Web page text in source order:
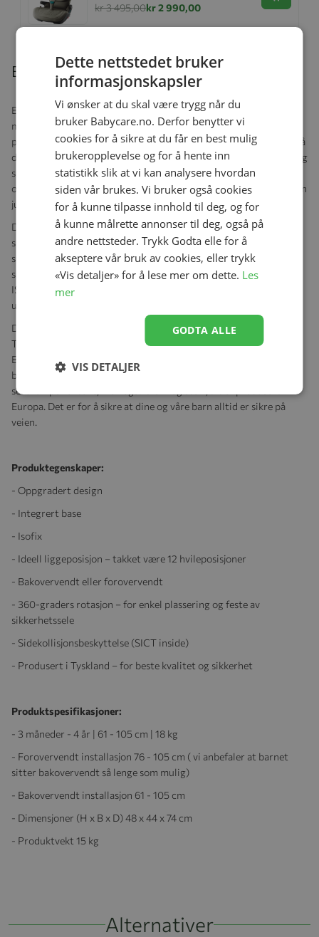
kr 3 495,00kr 2 990,00
Beskrivelse
En babystol er et lett og bærbart alternativ for de første
månedene av barnets liv, men etter hvert kan det være mer
praktisk med et sete som kan bli igjen i bilen. Da vil du sette pris på
den 360–graders rotasjonen, som gjør at du enkelt kan sette inn og
spenne fast barnet. DUALFIX M i-SIZE er egnet for barn fra 61 cm
og har tolv mulige posisjoner – bakover- og fremovervendt – og en
justerbar støttebøyle for best mulig komfort opp til 4 år.
DUALFIX M i-SIZE har et stort antall innovative
sikkerhetsfunksjoner; for eksempel det optimaliserte innvendige
sidekollisjons-beskyttelsessystemet SICT sørger for overlegen
sikkerhet i tilfelle av en sidekollisjon. Det patenterte Pivot Link
ISOFIX-systemet sørger for at barnet ditt er best beskyttet i en
ulykke, enten det er forfra, fra siden eller bakfra.
DUALFIX M i-SIZE er fullstendig utviklet, designet og produsert i
Tyskland. Og det har bare blitt godkjent etter utallige tester i
Britax moderne interne kollisjonstestanlegg. Slik kan vi garantere
best mulig kvalitet for våre kunder. Og dette gjelder ikke bare for
setekomponentene, men også trekk og stoff, alt er produsert i
Europa. Det er for å sikre at dine og våre barn alltid er sikre på
veien.
Produktegenskaper:
- Oppgradert design
- Integrert base
- Isofix
- Ideell liggeposisjon – takket være 12 hvileposisjoner
- Bakovervendt eller forovervendt
- 360-graders rotasjon – for enkel plassering og feste av
sikkerhetssele
- Sidekollisjonsbeskyttelse (SICT inside)
- Produsert i Tyskland – for beste kvalitet og sikkerhet
Produktspesifikasjoner:
- 3 måneder - 4 år | 61 - 105 cm | 18 kg
- Forovervendt installasjon 76 - 105 cm ( vi anbefaler at barnet
sitter bakovervendt så lenge som mulig)
- Bakovervendt installasjon 61 - 105 cm
- Dimensjoner (H x B x D) 48 x 44 x 74 cm
- Produktvekt 15 kg
Alternativer
Dette nettstedet bruker
informasjonskapsler
Vi ønsker at du skal være trygg når du
bruker Babycare.no. Derfor benytter vi
cookies for å sikre at du får en best mulig
brukeropplevelse og for å hente inn
statistikk slik at vi kan analysere hvordan
siden vår brukes. Vi bruker også cookies
for å kunne tilpasse innhold til deg, og for
å kunne målrette annonser til deg, også på
andre nettsteder. Trykk Godta elle for å
akseptere vår bruk av cookies, eller trykk
«Vis detaljer» for å lese mer om dette. Les
mer
GODTA ALLE
VIS DETALJER